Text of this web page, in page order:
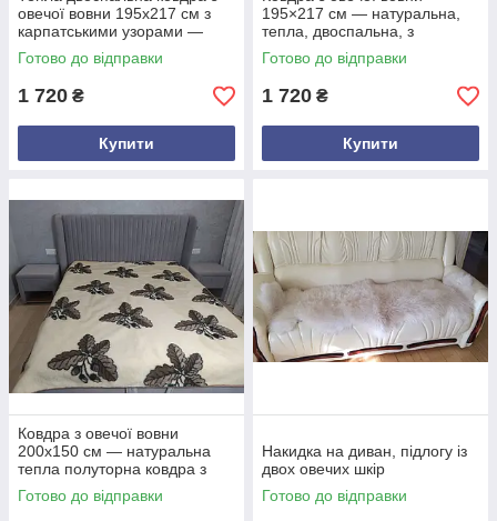
овечої вовни 195х217 см з
карпатськими узорами —
натуральна, дихаюча,
зворотня молочно-біла
Готово до відправки
1 720 ₴
Купити
195×217 см — натуральна,
тепла, двоспальна, з
візерунком «лоскутки»
коричневих, сірих, чорних і
Готово до відправки
1 720 ₴
Купити
Ковдра з овечої вовни
200x150 см — натуральна
тепла полуторна ковдра з
дубовим листком, екологічна
ковдра для здорового сну
Готово до відправки
Накидка на диван, підлогу із
двох овечих шкір
Готово до відправки